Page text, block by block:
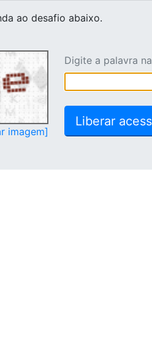
ao desafio abaixo.
imagem]
Digite a palavra